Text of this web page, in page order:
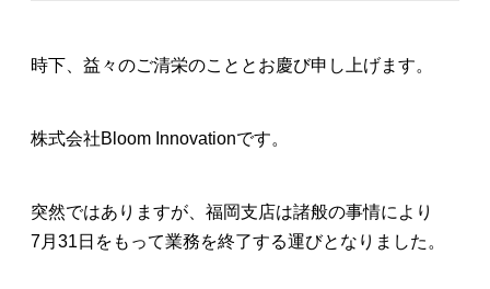
時下、益々のご清栄のこととお慶び申し上げます。
株式会社Bloom Innovationです。
突然ではありますが、福岡支店は諸般の事情により
7月31日をもって業務を終了する運びとなりました。